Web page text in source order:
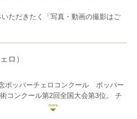
ただきたく「写真・動画の撮影はご
ロ）
ポッパーチェロコンクール ポッパー
コンクール第2回全国大会第3位。 チ
ポーザー・コンクール カサド賞。 第